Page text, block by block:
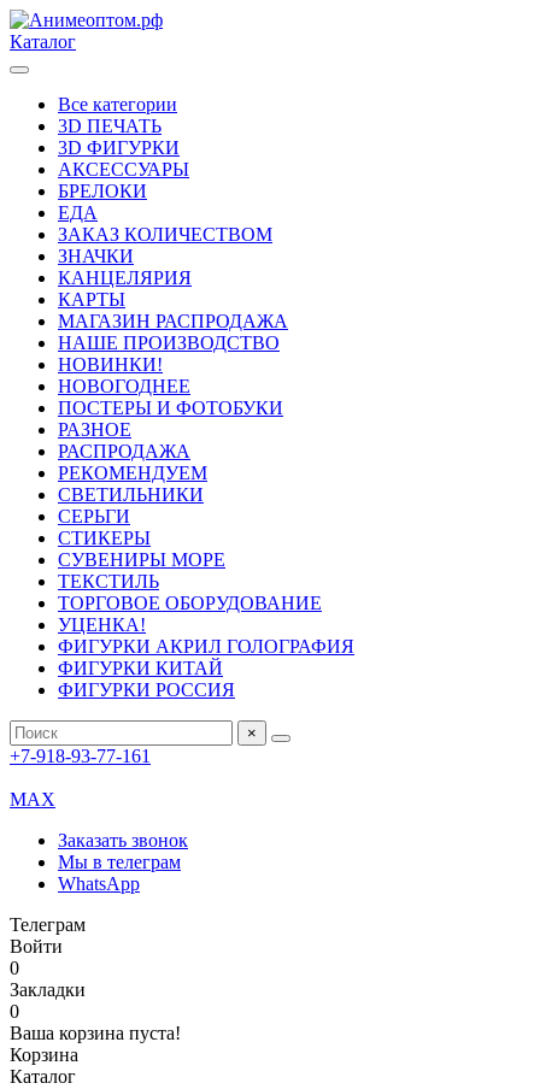
Каталог
Все категории
3D ПЕЧАТЬ
3D ФИГУРКИ
АКСЕССУАРЫ
БРЕЛОКИ
ЕДА
ЗАКАЗ КОЛИЧЕСТВОМ
ЗНАЧКИ
КАНЦЕЛЯРИЯ
КАРТЫ
МАГАЗИН РАСПРОДАЖА
НАШЕ ПРОИЗВОДСТВО
НОВИНКИ!
НОВОГОДНЕЕ
ПОСТЕРЫ И ФОТОБУКИ
РАЗНОЕ
РАСПРОДАЖА
РЕКОМЕНДУЕМ
СВЕТИЛЬНИКИ
СЕРЬГИ
СТИКЕРЫ
СУВЕНИРЫ МОРЕ
ТЕКСТИЛЬ
ТОРГОВОЕ ОБОРУДОВАНИЕ
УЦЕНКА!
ФИГУРКИ АКРИЛ ГОЛОГРАФИЯ
ФИГУРКИ КИТАЙ
ФИГУРКИ РОССИЯ
×
+7-918-93-77-161
MAX
Заказать звонок
Мы в телеграм
WhatsApp
Телеграм
Войти
0
Закладки
0
Ваша корзина пуста!
Корзина
Каталог